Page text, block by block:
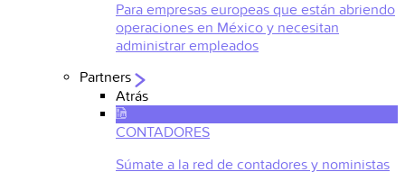
Para empresas europeas que están abriendo
operaciones en México y necesitan
administrar empleados
Partners
Atrás
CONTADORES
Súmate a la red de contadores y noministas